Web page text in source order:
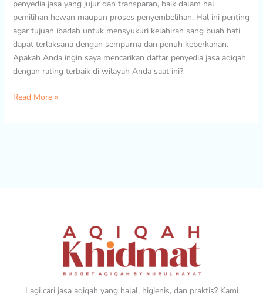
penyedia jasa yang jujur dan transparan, baik dalam hal
pemilihan hewan maupun proses penyembelihan. Hal ini penting
agar tujuan ibadah untuk mensyukuri kelahiran sang buah hati
dapat terlaksana dengan sempurna dan penuh keberkahan.
Apakah Anda ingin saya mencarikan daftar penyedia jasa aqiqah
dengan rating terbaik di wilayah Anda saat ini?
Read More »
Lagi cari jasa aqiqah yang halal, higienis, dan praktis? Kami